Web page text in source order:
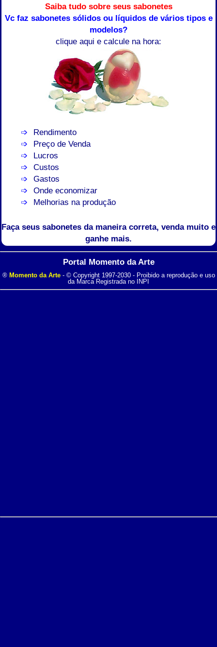
Saiba tudo sobre seus sabonetes
Vc faz sabonetes sólidos ou líquidos de vários tipos e
modelos?
clique aqui e calcule na hora:
Rendimento
Preço de Venda
Lucros
Custos
Gastos
Onde economizar
Melhorias na produção
Faça seus sabonetes da maneira correta, venda muito e
ganhe mais.
Portal Momento da Arte
® Momento da Arte- © Copyright 1997-2030 - Proibido a reprodução e uso
da Marca Registrada no INPI